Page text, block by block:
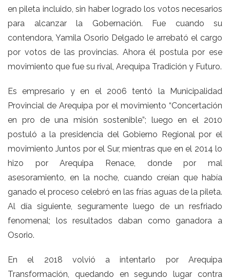
en pileta incluido, sin haber logrado los votos necesarios
para alcanzar la Gobernación. Fue cuando su
contendora, Yamila Osorio Delgado le arrebató el cargo
por votos de las provincias. Ahora él postula por ese
movimiento que fue su rival, Arequipa Tradición y Futuro.
Es empresario y en el 2006 tentó la Municipalidad
Provincial de Arequipa por el movimiento “Concertación
en pro de una misión sostenible”; luego en el 2010
postuló a la presidencia del Gobierno Regional por el
movimiento Juntos por el Sur, mientras que en el 2014 lo
hizo por Arequipa Renace, donde por mal
asesoramiento, en la noche, cuando creían que había
ganado el proceso celebró en las frías aguas de la pileta.
Al día siguiente, seguramente luego de un resfriado
fenomenal; los resultados daban como ganadora a
Osorio.
En el 2018 volvió a intentarlo por Arequipa
Transformación, quedando en segundo lugar contra